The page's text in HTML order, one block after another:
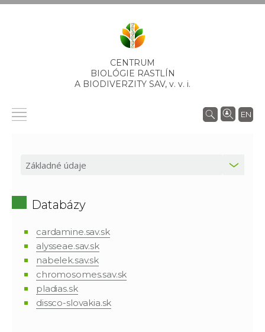
CENTRUM
BIOLÓGIE RASTLÍN
A BIODIVERZITY SAV, v. v. i.
EN
Databázy
cardamine.sav.sk
alysseae.sav.sk
nabelek.sav.sk
chromosomes.sav.sk
pladias.sk
dissco-slovakia.sk